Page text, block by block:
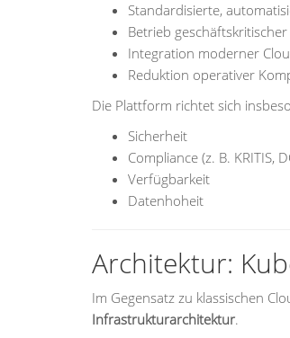
Standardisierte,
Betrieb
Integration moderner
Reduktion operativer
Die Plattform richtet sich
Sicherheit
Compliance (z. B. KRITIS,
Verfügbarkeit
Datenhoheit
Architektur:
Im Gegensatz zu klassischen
Infrastrukturarchitektur.